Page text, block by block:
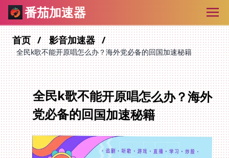
番茄加速器
首页 影音加速器
全民k歌不能开原唱怎么办？海外党必备的回国加速秘籍
全民k歌不能开原唱怎么办？海外
党必备的回国加速秘籍